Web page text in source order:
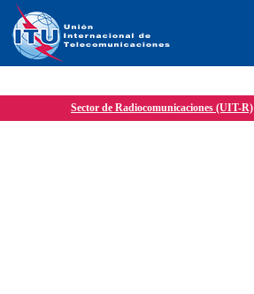
Sector de Radiocomunicaciones (UIT-R)